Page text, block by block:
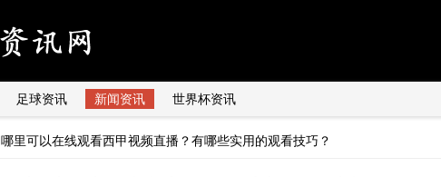
足球资讯 新闻资讯 世界杯资讯
哪里可以在线观看西甲视频直播？有哪些实用的观看技巧？